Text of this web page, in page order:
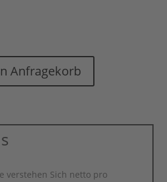
Anfragekorb
verstehen Sich netto pro